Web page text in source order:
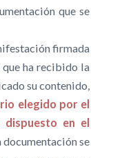
que se
firmada
ha recibido la
su contenido,
elegido por el
en el
documentación se